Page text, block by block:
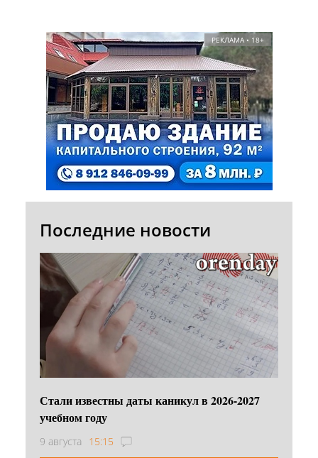
РЕКЛАМА • 18+
Последние новости
Стали известны даты каникул в 2026-2027
учебном году
9 августа 15:15